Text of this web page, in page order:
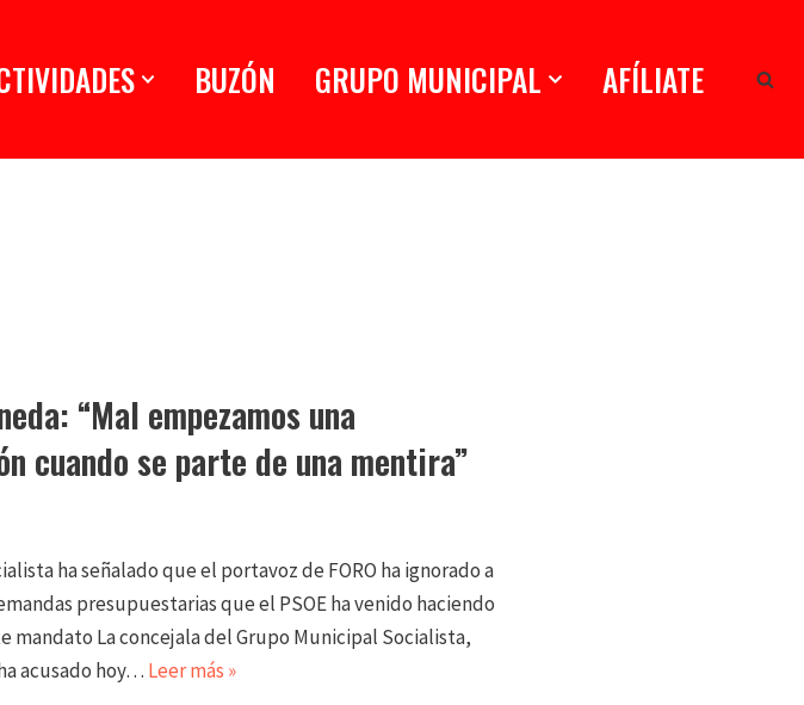
BUZÓN GRUPO MUNICIPAL AFÍLIATE
“Mal empezamos una
cuando se parte de una mentira”
ha señalado que el portavoz de FORO ha ignorado a
presupuestarias que el PSOE ha venido haciendo
mandato La concejala del Grupo Municipal Socialista,
acusado hoy… Leer más »